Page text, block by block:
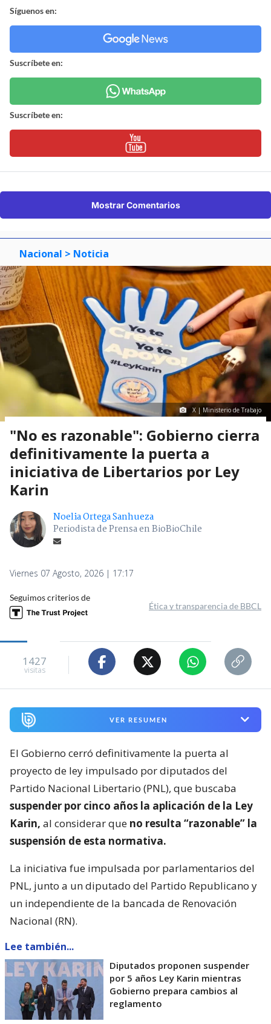
Síguenos en:
Suscríbete en:
Suscríbete en:
Mostrar Comentarios
Nacional > Noticia
X | Ministerio de Trabajo
"No es razonable": Gobierno cierra
definitivamente la puerta a
iniciativa de Libertarios por Ley
Karin
Noelia Ortega Sanhueza
Periodista de Prensa en BioBioChile
Viernes 07 Agosto, 2026 | 17:17
Seguimos criterios de
Ética y transparencia de BBCL
1427
visitas
VER RESUMEN
El Gobierno cerró definitivamente la puerta al
proyecto de ley impulsado por diputados del
Partido Nacional Libertario (PNL), que buscaba
suspender por cinco años la aplicación de la Ley
Karin, al considerar que no resulta “razonable” la
suspensión de esta normativa.
La iniciativa fue impulsada por parlamentarios del
PNL, junto a un diputado del Partido Republicano y
un independiente de la bancada de Renovación
Nacional (RN).
Lee también...
Diputados proponen suspender
por 5 años Ley Karin mientras
Gobierno prepara cambios al
reglamento